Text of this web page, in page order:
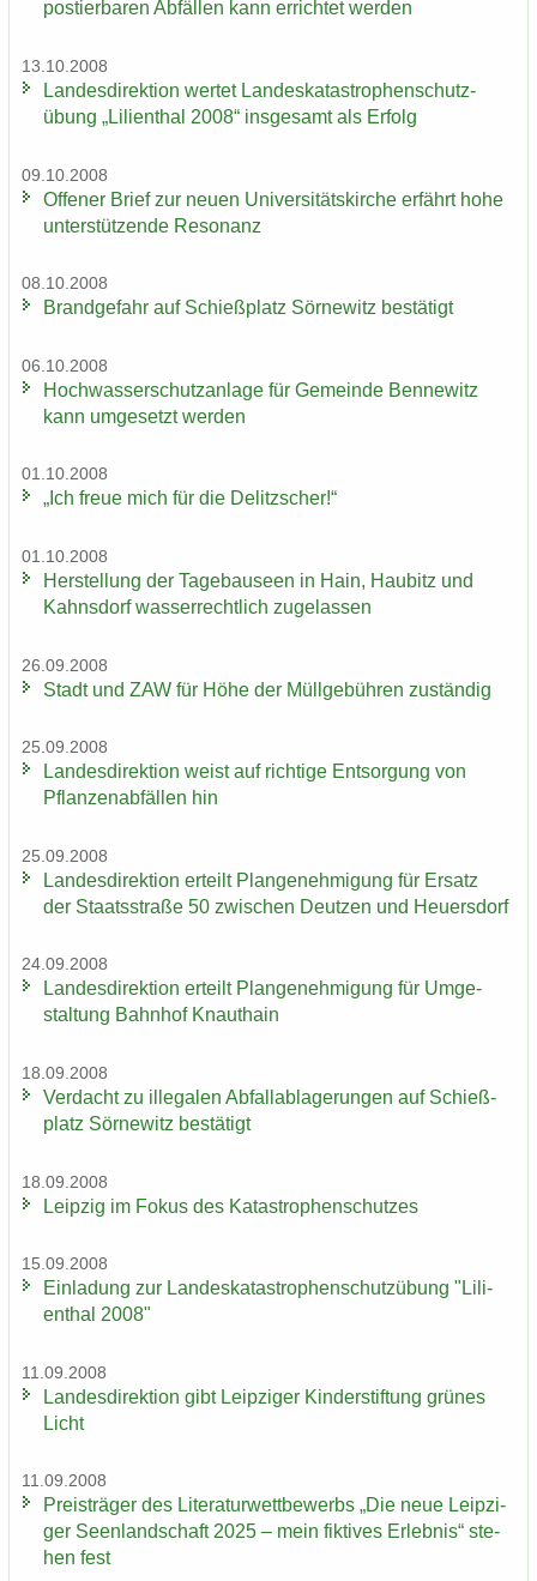
pos­tier­ba­ren Ab­fäl­len kann er­rich­tet wer­den
13.10.2008
Lan­des­di­rek­ti­on wer­tet Lan­des­ka­ta­stro­phen­schutz­
übung „Li­li­en­thal 2008“ ins­ge­samt als Er­folg
09.10.2008
Of­fe­ner Brief zur neuen Uni­ver­si­täts­kir­che er­fährt hohe
un­ter­stüt­zen­de Re­so­nanz
08.10.2008
Brand­ge­fahr auf Schieß­platz Sör­ne­witz be­stä­tigt
06.10.2008
Hoch­was­ser­schutz­an­la­ge für Ge­mein­de Ben­ne­witz
kann um­ge­setzt wer­den
01.10.2008
„Ich freue mich für die De­litz­scher!“
01.10.2008
Her­stel­lung der Ta­ge­bau­se­en in Hain, Hau­bitz und
Kahns­dorf was­ser­recht­lich zu­ge­las­sen
26.09.2008
Stadt und ZAW für Höhe der Müll­ge­büh­ren zu­stän­dig
25.09.2008
Lan­des­di­rek­ti­on weist auf rich­ti­ge Ent­sor­gung von
Pflan­zen­ab­fäl­len hin
25.09.2008
Lan­des­di­rek­ti­on er­teilt Plan­ge­neh­mi­gung für Er­satz
der Staats­stra­ße 50 zwi­schen Deut­zen und Heu­ers­dorf
24.09.2008
Lan­des­di­rek­ti­on er­teilt Plan­ge­neh­mi­gung für Um­ge­
stal­tung Bahn­hof Knaut­hain
18.09.2008
Ver­dacht zu il­le­ga­len Ab­fall­ab­la­ge­run­gen auf Schieß­
platz Sör­ne­witz be­stä­tigt
18.09.2008
Leip­zig im Fokus des Ka­ta­stro­phen­schut­zes
15.09.2008
Ein­la­dung zur Lan­des­ka­ta­stro­phen­schutz­übung "Li­li­
en­thal 2008"
11.09.2008
Lan­des­di­rek­ti­on gibt Leip­zi­ger Kin­der­stif­tung grü­nes
Licht
11.09.2008
Preis­trä­ger des Li­te­ra­tur­wett­be­werbs „Die neue Leip­zi­
ger Se­en­land­schaft 2025 – mein fik­ti­ves Er­leb­nis“ ste­
hen fest